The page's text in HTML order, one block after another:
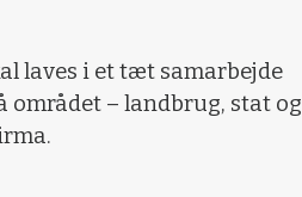
laves i et tæt samarbejde
området – landbrug, stat og